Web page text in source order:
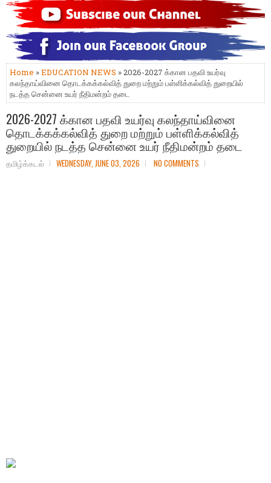
Home »EDUCATION NEWS » 2026-2027 க்கான பதவி உயர்வு
கலந்தாய்வினை தொடக்கக்கல்வித் துறை மற்றும் பள்ளிக்கல்வித் துறையில்
நடத்த சென்னை உயர் நீதிமன்றம் தடை
2026-2027 க்கான பதவி உயர்வு கலந்தாய்வினை
தொடக்கக்கல்வித் துறை மற்றும் பள்ளிக்கல்வித்
துறையில் நடத்த சென்னை உயர் நீதிமன்றம் தடை
தமிழ்க்கடல் WEDNESDAY, JUNE 03, 2026 NO COMMENTS